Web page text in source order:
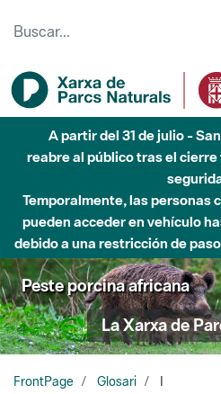
A partir del 31 de julio -
reabre al público tras el
Temporalmente, las personas
pueden acceder en vehículo
debido a una restricción de
Peste porcina africana
La Xarxa de
FrontPage Glosari